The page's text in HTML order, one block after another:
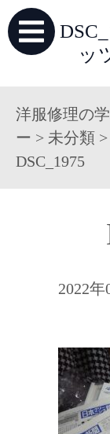
ッ
洋服修理の
ー > 未分類 >
DSC_1975
2022年